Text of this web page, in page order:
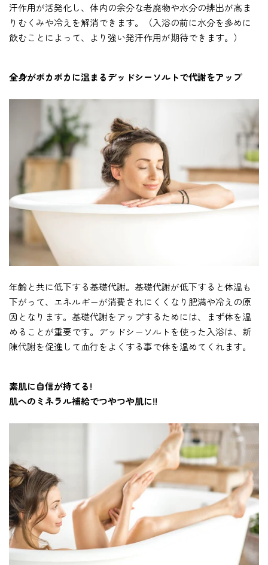
汗作用が活発化し、体内の余分な老廃物や水分の排出が高ま
りむくみや冷えを解消できます。（入浴の前に水分を多めに
飲むことによって、より強い発汗作用が期待できます。）
全身がポカポカに温まるデッドシーソルトで代謝をアップ
年齢と共に低下する基礎代謝。基礎代謝が低下すると体温も
下がって、エネルギーが消費されにくくなり肥満や冷えの原
因となります。基礎代謝をアップするためには、まず体を温
めることが重要です。デッドシーソルトを使った入浴は、新
陳代謝を促進して血行をよくする事で体を温めてくれます。
素肌に自信が持てる!
肌へのミネラル補給でつやつや肌に!!